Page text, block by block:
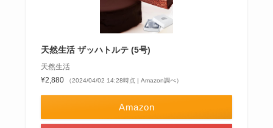
天然生活 ザッハトルテ (5号)
天然生活
¥2,880
（2024/04/02 14:28時点 | Amazon調べ）
Amazon